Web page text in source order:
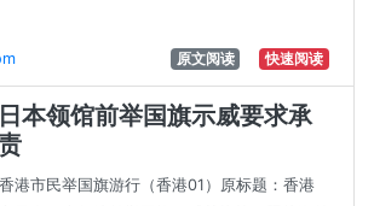
原文阅读 快速阅读
本领馆前举国旗示威要求承
香港市民举国旗游行（香港01）原标题：香港